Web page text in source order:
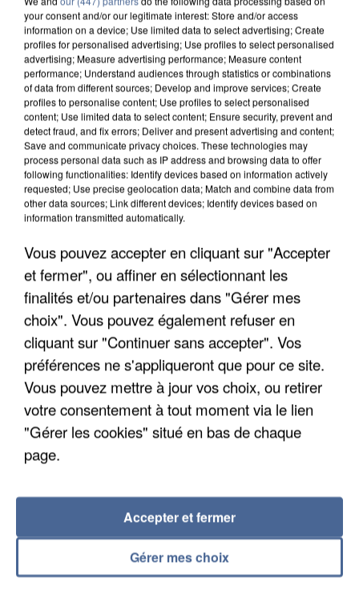
APRÈS TOUTES CES CANICULES, LES REFUGES
L’UN DES FONDATEURS SUPPOSÉS DE LA DZ
MAFIA INTERPELLÉ EN ALGÉRIE
your consent and/or our legitimate interest: Store and/or access
information on a device; Use limited data to select advertising; Create
profiles for personalised advertising; Use profiles to select personalised
advertising; Measure advertising performance; Measure content
performance; Understand audiences through statistics or combinations
of data from different sources; Develop and improve services; Create
profiles to personalise content; Use profiles to select personalised
content; Use limited data to select content; Ensure security, prevent and
detect fraud, and fix errors; Deliver and present advertising and content;
Save and communicate privacy choices. These technologies may
process personal data such as IP address and browsing data to offer
following functionalities: Identify devices based on information actively
requested; Use precise geolocation data; Match and combine data from
other data sources; Link different devices; Identify devices based on
information transmitted automatically.
Vous pouvez accepter en cliquant sur "Accepter
et fermer", ou affiner en sélectionnant les
finalités et/ou partenaires dans "Gérer mes
choix". Vous pouvez également refuser en
cliquant sur "Continuer sans accepter". Vos
préférences ne s'appliqueront que pour ce site.
Vous pouvez mettre à jour vos choix, ou retirer
votre consentement à tout moment via le lien
"Gérer les cookies" situé en bas de chaque
page.
Gérer mes choix
Accepter et fermer